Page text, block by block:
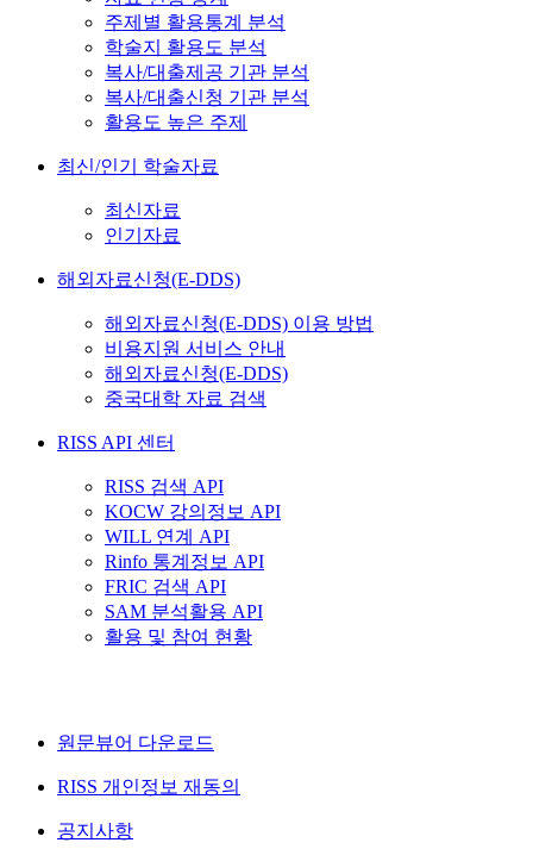
주제별 활용통계 분석
학술지 활용도 분석
복사/대출제공 기관 분석
복사/대출신청 기관 분석
활용도 높은 주제
최신/인기 학술자료
최신자료
인기자료
해외자료신청(E-DDS)
해외자료신청(E-DDS) 이용 방법
비용지원 서비스 안내
해외자료신청(E-DDS)
중국대학 자료 검색
RISS API 센터
RISS 검색 API
KOCW 강의정보 API
WILL 연계 API
Rinfo 통계정보 API
FRIC 검색 API
SAM 분석활용 API
활용 및 참여 현황
원문뷰어 다운로드
RISS 개인정보 재동의
공지사항